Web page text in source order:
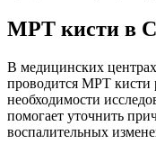
МРТ кисти в
В медицинских
проводится МРТ кисти
необходимости
помогает уточнить
воспалительных